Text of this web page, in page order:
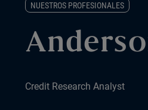
NUESTROS PROFESIONALES
Credit Research Analyst